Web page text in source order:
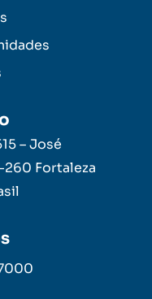
– José
Fortaleza